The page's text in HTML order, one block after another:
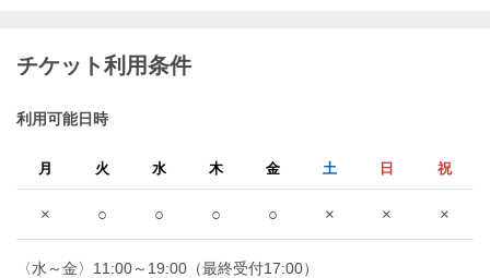
チケット利用条件
利用可能日時
月 火 水 木 金 土 日 祝
× ○ ○ ○ ○ × × ×
〈水～金〉11:00～19:00（最終受付17:00）